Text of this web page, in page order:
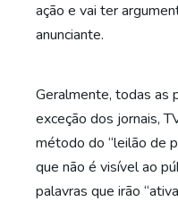
ação e vai ter
anunciante.
Geralmente, todas as
exceção dos jornais,
método do “leilão de
que não é visível ao
palavras que irão